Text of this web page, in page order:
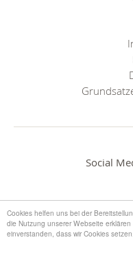
Cookies helfen uns bei der
die Nutzung unserer Webseite
einverstanden, dass wir Cookies setzen.
Social